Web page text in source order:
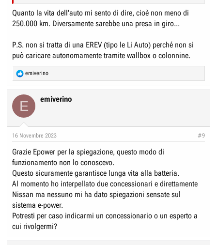
Quanto la vita dell'auto mi sento di dire, cioè non meno di
250.000 km. Diversamente sarebbe una presa in giro...
P.S. non si tratta di una EREV (tipo le Li Auto) perché non si
può caricare autonomamente tramite wallbox o colonnine.
R
e
t
s
emiverino
E emiverino
16 Novembre 2023 #9
Grazie Epower per la spiegazione, questo modo di
funzionamento non lo conoscevo.
Questo sicuramente garantisce lunga vita alla batteria.
Al momento ho interpellato due concessionari e direttamente
Nissan ma nessuno mi ha dato spiegazioni sensate sul
sistema e-power.
Potresti per caso indicarmi un concessionario o un esperto a
cui rivolgermi?